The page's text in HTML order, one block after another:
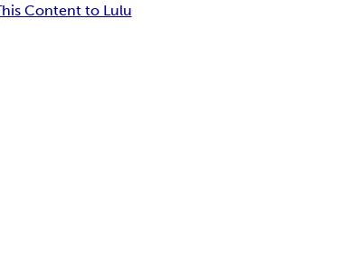
Content to Lulu